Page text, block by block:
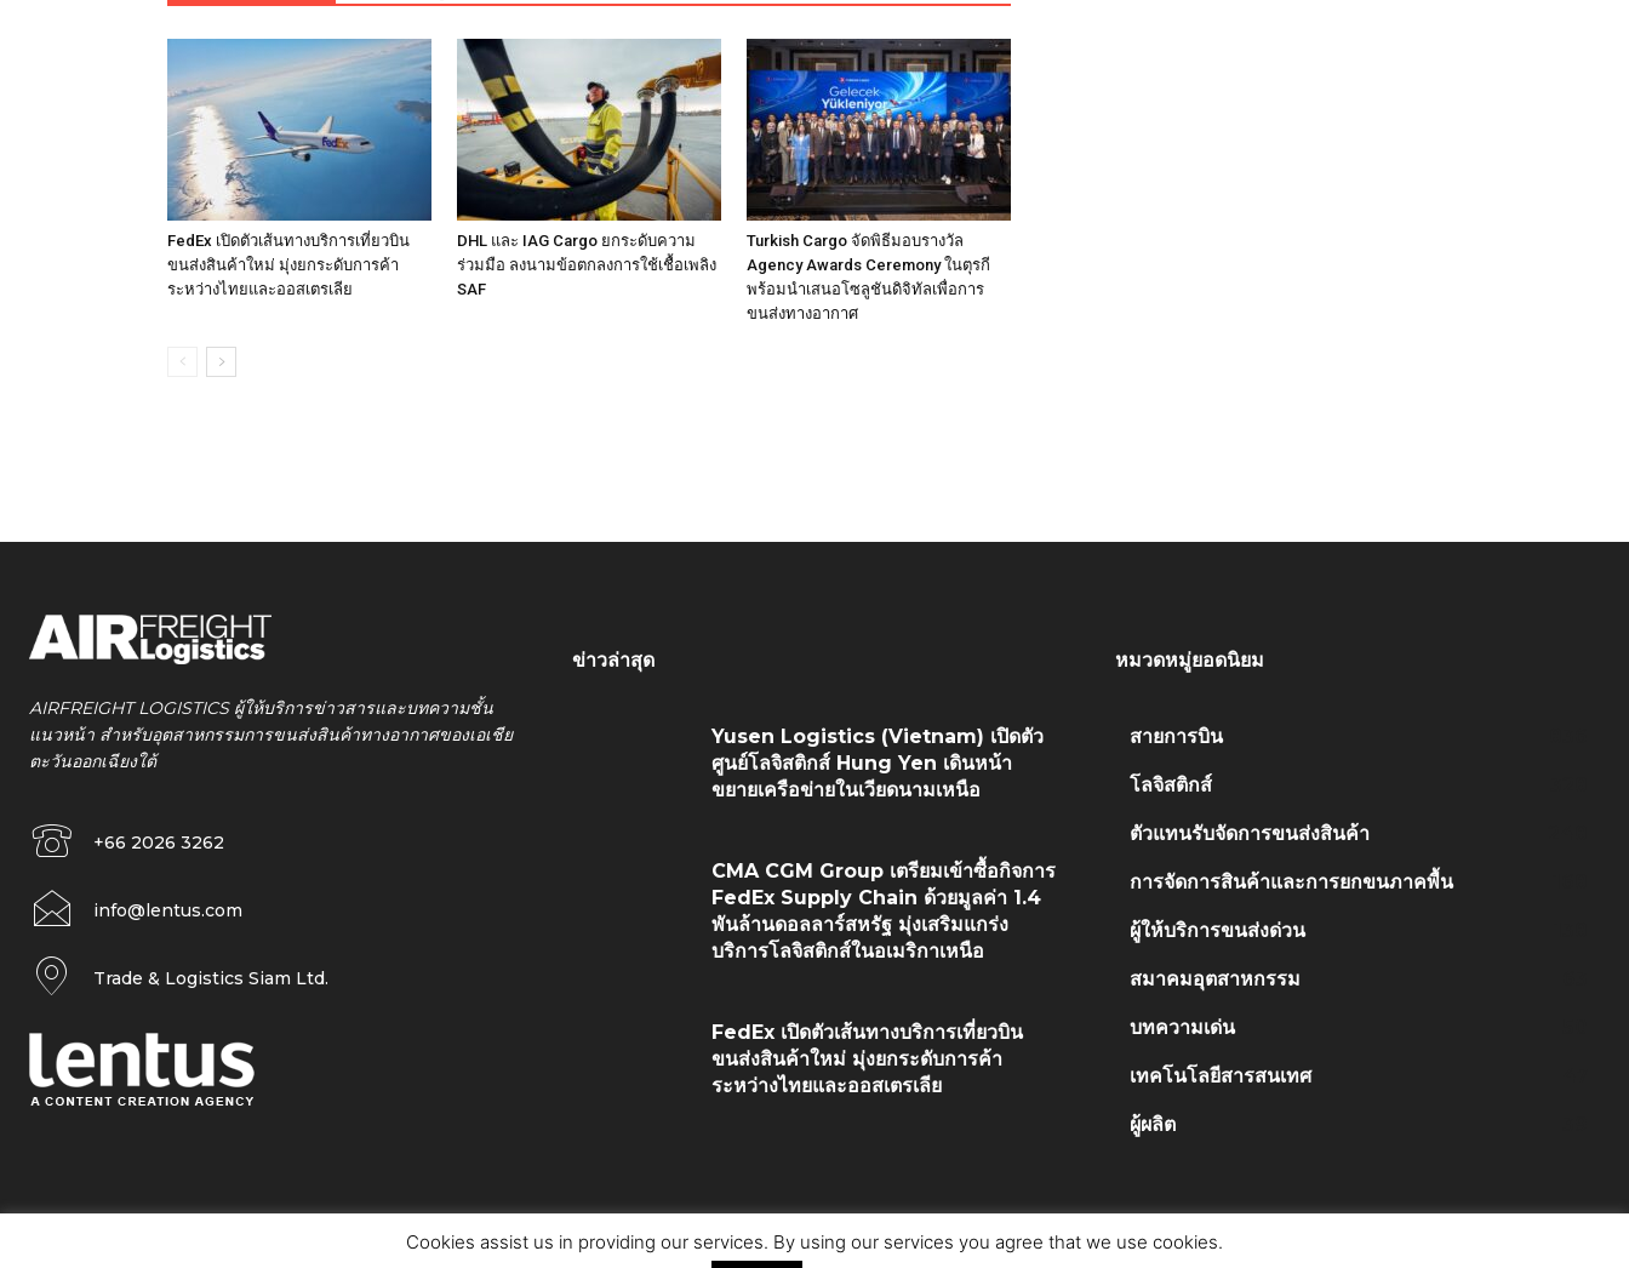
FedEx เปิดตัวเส้นทางบริการเที่ยวบิน
ขนส่งสินค้าใหม่ มุ่งยกระดับการค้า
ระหว่างไทยและออสเตรเลีย
DHL และ IAG Cargo ยกระดับความ
ร่วมมือ ลงนามข้อตกลงการใช้เชื้อเพลิง
SAF
Turkish Cargo จัดพิธีมอบรางวัล
Agency Awards Ceremony ในตุรกี
พร้อมนำเสนอโซลูชันดิจิทัลเพื่อการ
ขนส่งทางอากาศ
AIRFREIGHT LOGISTICS ผู้ให้บริการข่าวสารและบทความชั้น
แนวหน้า สำหรับอุตสาหกรรมการขนส่งสินค้าทางอากาศของเอเชีย
ตะวันออกเฉียงใต้
+66 2026 3262
info@lentus.com
Trade & Logistics Siam Ltd.
ข่าวล่าสุด
Yusen Logistics (Vietnam) เปิดตัว
ศูนย์โลจิสติกส์ Hung Yen เดินหน้า
ขยายเครือข่ายในเวียดนามเหนือ
CMA CGM Group เตรียมเข้าซื้อกิจการ
FedEx Supply Chain ด้วยมูลค่า 1.4
พันล้านดอลลาร์สหรัฐ มุ่งเสริมแกร่ง
บริการโลจิสติกส์ในอเมริกาเหนือ
FedEx เปิดตัวเส้นทางบริการเที่ยวบิน
ขนส่งสินค้าใหม่ มุ่งยกระดับการค้า
ระหว่างไทยและออสเตรเลีย
หมวดหมู่ยอดนิยม
สายการบิน
โลจิสติกส์
ตัวแทนรับจัดการขนส่งสินค้า
การจัดการสินค้าและการยกขนภาคพื้น
ผู้ให้บริการขนส่งด่วน
สมาคมอุตสาหกรรม
บทความเด่น
เทคโนโลยีสารสนเทศ
ผู้ผลิต
Cookies assist us in providing our services. By using our services you agree that we use cookies.